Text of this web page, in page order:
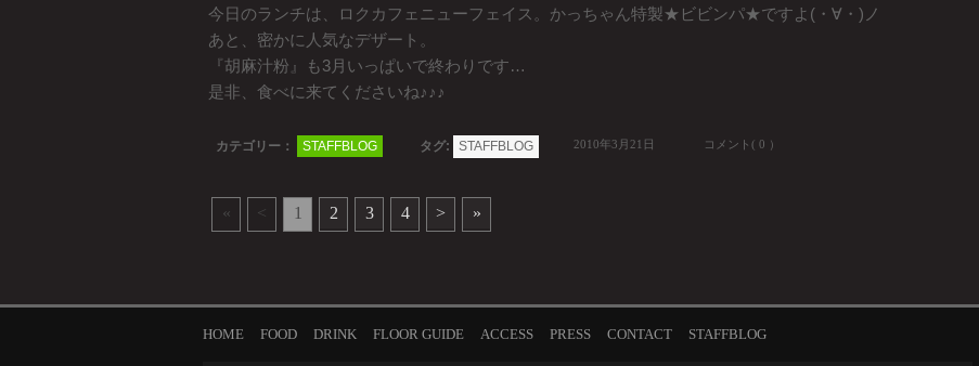
今日のランチは、ロクカフェニューフェイス。かっちゃん特製★ビビンパ★ですよ(・∀・)ノ
あと、密かに人気なデザート。
『胡麻汁粉』も3月いっぱいで終わりです…
是非、食べに来てくださいね♪♪♪
カテゴリー： STAFFBLOG タグ: STAFFBLOG 2010年3月21日 コメント( 0 ）
« < 1 2 3 4 > »
HOME FOOD DRINK FLOOR GUIDE ACCESS PRESS CONTACT STAFFBLOG